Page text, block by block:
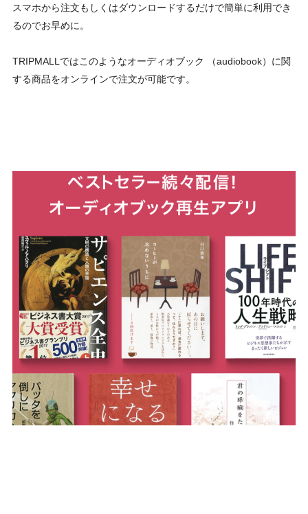
スマホから注文もしくはダウンロードするだけで簡単に利用でき
るのでお早めに。
TRIPMALLではこのようなオーディオブック （audiobook）に関
する商品をオンラインで注文が可能です。